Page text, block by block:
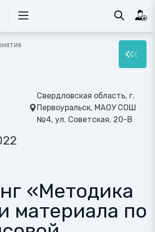
Свердловская область, г.
Первоуральск, МАОУ СОШ
№4, ул. Советская, 20-В
«Методика
материала по